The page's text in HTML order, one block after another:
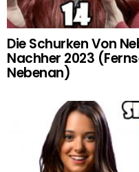
Die Schurken Von
Nachher 2023
Nebenan)